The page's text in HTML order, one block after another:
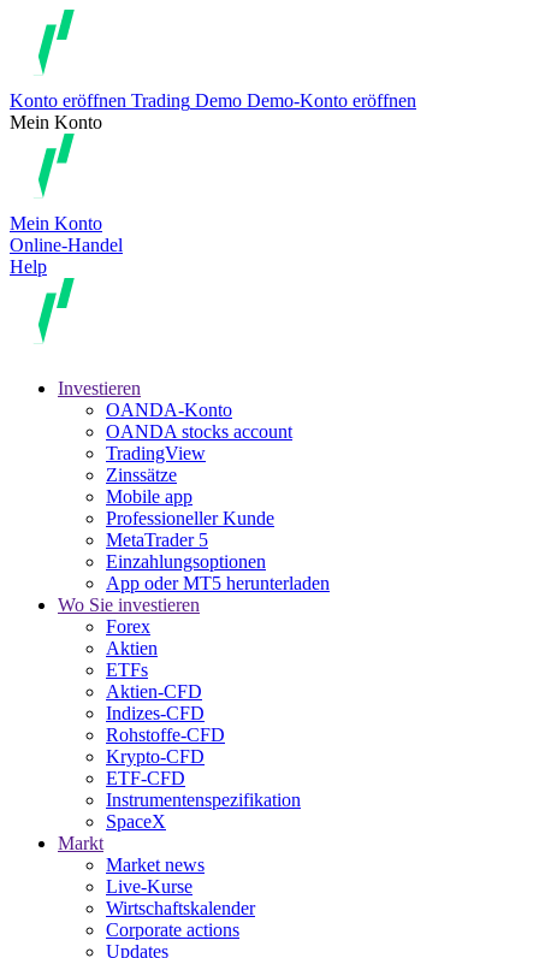
Konto eröffnen Trading Demo Demo-Konto eröffnen
Mein Konto
Mein Konto
Online-Handel
Help
Investieren
OANDA-Konto
OANDA stocks account
TradingView
Zinssätze
Mobile app
Professioneller Kunde
MetaTrader 5
Einzahlungsoptionen
App oder MT5 herunterladen
Wo Sie investieren
Forex
Aktien
ETFs
Aktien-CFD
Indizes-CFD
Rohstoffe-CFD
Krypto-CFD
ETF-CFD
Instrumentenspezifikation
SpaceX
Markt
Market news
Live-Kurse
Wirtschaftskalender
Corporate actions
Updates